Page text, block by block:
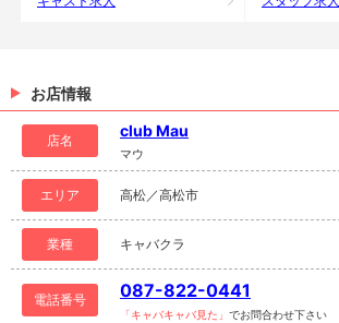
お店情報
店名
club Mau
マウ
エリア 高松／高松市
業種 キャバクラ
電話番号 087-822-0441
「キャバキャバ見た」 でお問合わせ下さい